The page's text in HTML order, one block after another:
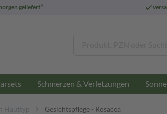
geliefert3
Schmerzen & Verletzungen
Hauttyp Gesichtspflege - Rosacea